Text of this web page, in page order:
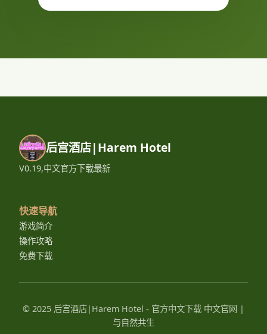
后宫酒店|Harem Hotel
V0.19,中文官方下载最新
快速导航
游戏简介
操作攻略
免费下载
© 2025 后宫酒店|Harem Hotel - 官方中文下载 中文官网 |
与自然共生